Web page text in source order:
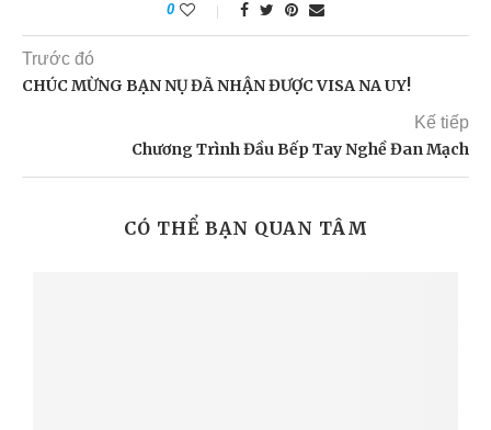
0
Trước đó
CHÚC MỪNG BẠN NỤ ĐÃ NHẬN ĐƯỢC VISA NA UY!
Kế tiếp
Chương Trình Đầu Bếp Tay Nghề Đan Mạch
CÓ THỂ BẠN QUAN TÂM